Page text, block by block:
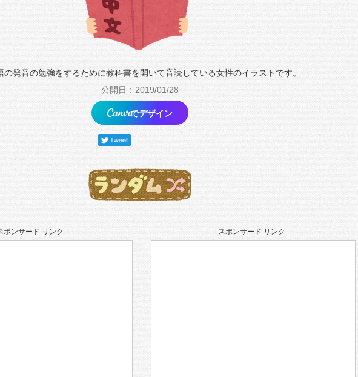
の発音の勉強をするために教科書を開いて音読している女性のイラストです。
公開日：2019/01/28
でデザイン
ポンサード リンク スポンサード リンク